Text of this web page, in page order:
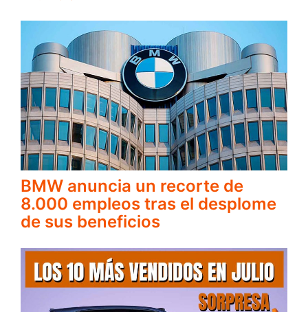
BMW anuncia un recorte de
8.000 empleos tras el desplome
de sus beneficios